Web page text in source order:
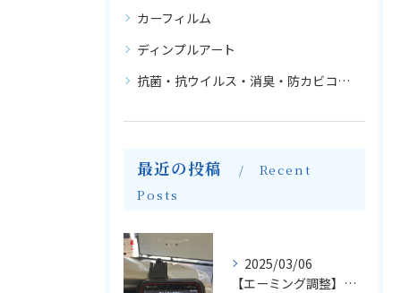
カーフィルム
ディンプルアート
抗菌・抗ウイルス・消臭・防カビコーティング
最近の投稿
Recent
Posts
2025/03/06
【エーミング調整】輸入車のフロントガラス交換とエーミングについて